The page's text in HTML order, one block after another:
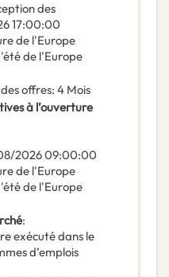
des
17:00:00
de l'Europe
de l'Europe
offres: 4 Mois
à l’ouverture
202609:00:00
de l'Europe
de l'Europe
:
exécuté dans le
d’emplois